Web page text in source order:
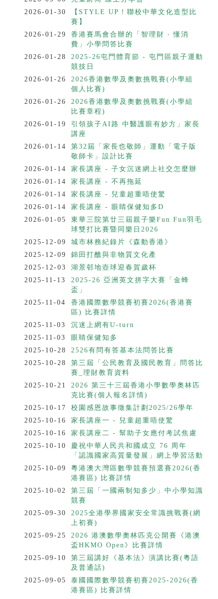
2026-01-30
【STYLE UP！聯校中華文化造型比
賽】
2026-01-29
香港賽馬會合辦的「智理財 ‧ 懂消
費」小學問答比賽
2026-01-28
2025-26屯門體育節 - 屯門區親子運動
競技日
2026-01-26
2026香港數學及奧數挑戰賽(小學組
個人比賽)
2026-01-26
2026香港數學及奧數挑戰賽(小學組
比賽章程)
2026-01-19
引領孩子AI路 中醫護眼有妙方」家長
講座
2026-01-14
第32屆「家長也敬師」運動「電子版
敬師卡」設計比賽
2026-01-14
家長講座 - 子女沉迷網上社交怎麼辦
2026-01-14
家長講座 - 不再拖延
2026-01-14
家長講座 - 兒童超重唔使驚
2026-01-14
家長講座 - 眼睛保健知多D
2026-01-05
東華三院第廿三屆親子樂Fun Fun羽毛
球雙打比賽暨同樂日2026
2025-12-09
城市林務紀錄片《森動香港》
2025-12-09
錦田打醮與非物質文化產
2025-12-03
湖景邨地壺球迎春賀歲杯
2025-11-13
2025-26 亞洲英文拼字大賽「金蜂
盃」
2025-11-04
香港國際數學競賽初賽2026(香港賽
區) 比賽詳情
2025-11-03
沉迷上網有U-turn
2025-11-03
眼睛保健知多
2025-10-28
2526有問有答基本法問答比賽
2025-10-28
第三屆「公民教育及國民教育」問答比
賽_理財教育資料
2025-10-21
2026 第三十三屆香港小學數學奧林匹
克比賽(個人報名詳情)
2025-10-17
校園感恩故事徵集計劃2025/26學年
2025-10-16
家長講座一 - 兒童超重唔使驚
2025-10-16
家長講座二 - 幫助子女應付考試焦慮
2025-10-10
慶祝中華人民共和國成立 76 周年
「認識國家高質量發展」網上學習活動
2025-10-09
粵港澳大灣區數學競賽預選賽2026(香
港賽區) 比賽詳情
2025-10-02
第三屆「一國兩制知多少」中小學知識
競賽
2025-09-30
2025全港學界國家安全常識挑戰賽(網
上初賽)
2025-09-25
2026 港澳數學奧林匹克公開賽《港澳
盃HKMO Open》比賽詳情
2025-09-10
第三屆講好《基本法》演講比賽(粵語
及普通話)
2025-09-05
泰國國際數學競賽初賽2025-2026(香
港賽區) 比賽詳情